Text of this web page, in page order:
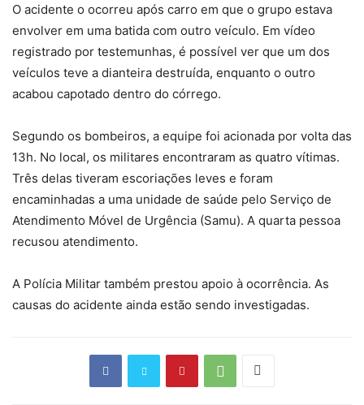
O acidente o ocorreu após carro em que o grupo estava
envolver em uma batida com outro veículo. Em vídeo
registrado por testemunhas, é possível ver que um dos
veículos teve a dianteira destruída, enquanto o outro
acabou capotado dentro do córrego.
Segundo os bombeiros, a equipe foi acionada por volta das
13h. No local, os militares encontraram as quatro vítimas.
Três delas tiveram escoriações leves e foram
encaminhadas a uma unidade de saúde pelo Serviço de
Atendimento Móvel de Urgência (Samu). A quarta pessoa
recusou atendimento.
A Polícia Militar também prestou apoio à ocorrência. As
causas do acidente ainda estão sendo investigadas.